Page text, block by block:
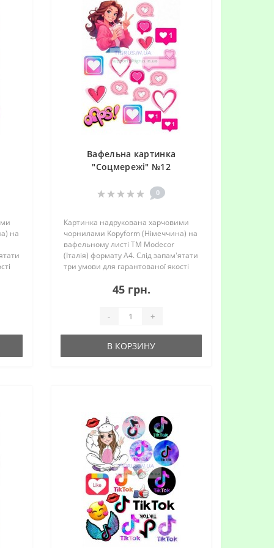
на
Вафельна картинка
"Соцмережі" №12
0
Картинка надрукована харчовими
чорнилами Kopyform (Німеччина) на
вафельному листі TM Modecor
(Італія) формату А4. Слід запам'ятати
три умови для гарантованої якості
картинкою: 1.Ідеально РІВНА
поверхня торта! 2.Ідеа..
45 грн.
- +
В КОРЗИНУ